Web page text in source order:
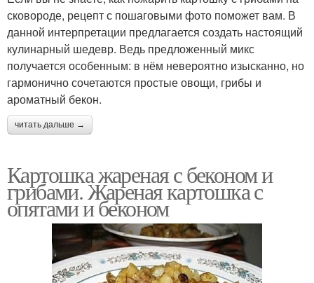
сковороде, рецепт с пошаговыми фото поможет вам. В
данной интерпретации предлагается создать настоящий
кулинарный шедевр. Ведь предложенный микс
получается особенным: в нём невероятно изысканно, но
гармонично сочетаются простые овощи, грибы и
ароматный бекон.
читать дальше →
Картошка жареная с беконом и
грибами. Жареная картошка с
опятами и беконом